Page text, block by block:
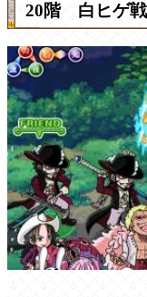
20階 白ヒゲ戦